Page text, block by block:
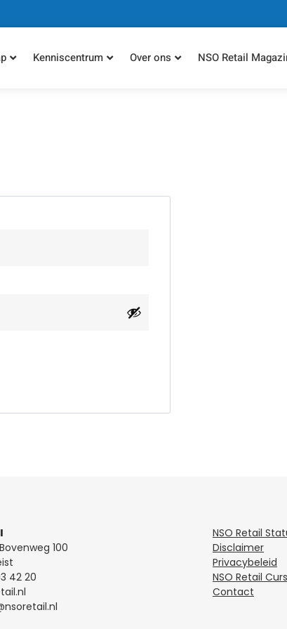
Kenniscentrum Over ons NSO Retail
100
42 20
NSO Retail
Disclaimer
Privacybeleid
NSO Retail
Contact